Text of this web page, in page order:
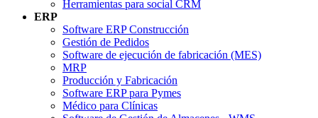
Herramientas para social CRM
ERP
Software ERP Construcción
Gestión de Pedidos
Software de ejecución de fabricación (MES)
MRP
Producción y Fabricación
Software ERP para Pymes
Médico para Clínicas